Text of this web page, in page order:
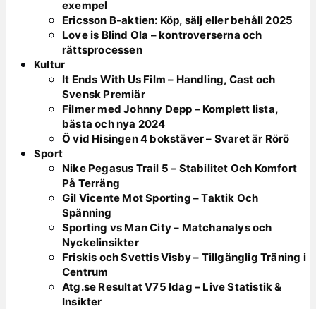
exempel
Ericsson B-aktien: Köp, sälj eller behåll 2025
Love is Blind Ola – kontroverserna och
rättsprocessen
Kultur
It Ends With Us Film – Handling, Cast och
Svensk Premiär
Filmer med Johnny Depp – Komplett lista,
bästa och nya 2024
Ö vid Hisingen 4 bokstäver – Svaret är Rörö
Sport
Nike Pegasus Trail 5 – Stabilitet Och Komfort
På Terräng
Gil Vicente Mot Sporting – Taktik Och
Spänning
Sporting vs Man City – Matchanalys och
Nyckelinsikter
Friskis och Svettis Visby – Tillgänglig Träning i
Centrum
Atg.se Resultat V75 Idag – Live Statistik &
Insikter